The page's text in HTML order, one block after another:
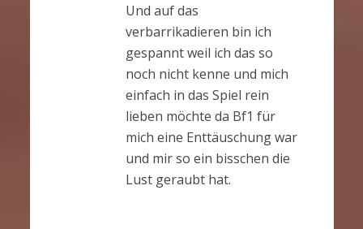
Und auf das
verbarrikadieren bin ich
gespannt weil ich das so
noch nicht kenne und mich
einfach in das Spiel rein
lieben möchte da Bf1 für
mich eine Enttäuschung war
und mir so ein bisschen die
Lust geraubt hat.